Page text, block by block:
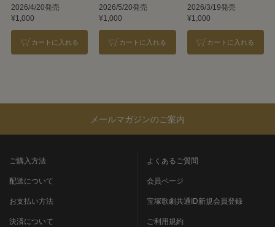
2026/4/20発売
¥1,000
カートに入れる
（2026年）
2026/5/20発売
¥1,000
カートに入れる
2026/3/19発売
¥1,000
カートに入れる
メールマガジンのご案内
ご購入方法
配送について
お支払い方法
決済について
よくあるご質問
会員ページ
宝塚歌劇共通ID新規会員登録
ご利用規約